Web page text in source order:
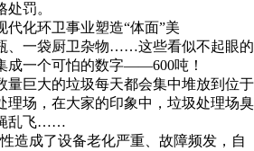
罚。
代化环卫事业塑造“体面”美
、一袋厨卫杂物……这些看似不起眼的
成一个可怕的数字——600吨！
量巨大的垃圾每天都会集中堆放到位于
理场，在大家的印象中，垃圾处理场臭
乱飞……
造成了设备老化严重、故障频发，自